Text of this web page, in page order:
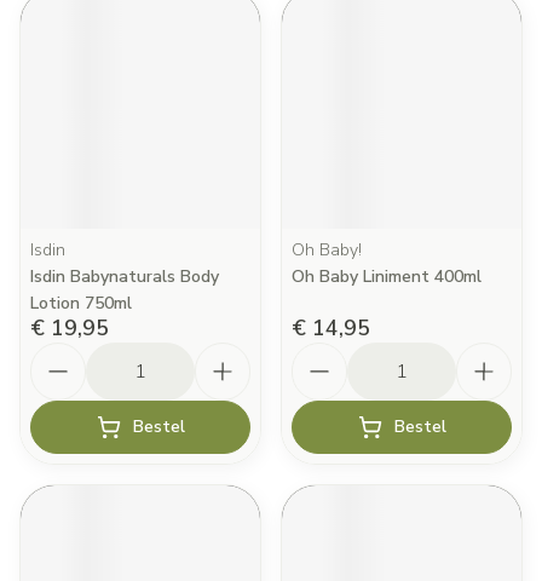
Isdin
Isdin Babynaturals Body
Lotion 750ml
€ 19,95
Bestel
Oh Baby!
Oh Baby Liniment 400ml
€ 14,95
Bestel